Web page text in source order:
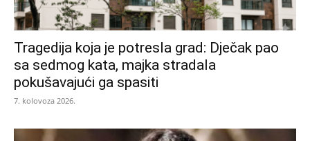
Tragedija koja je potresla grad: Dječak pao
sa sedmog kata, majka stradala
pokušavajući ga spasiti
7. kolovoza 2026.